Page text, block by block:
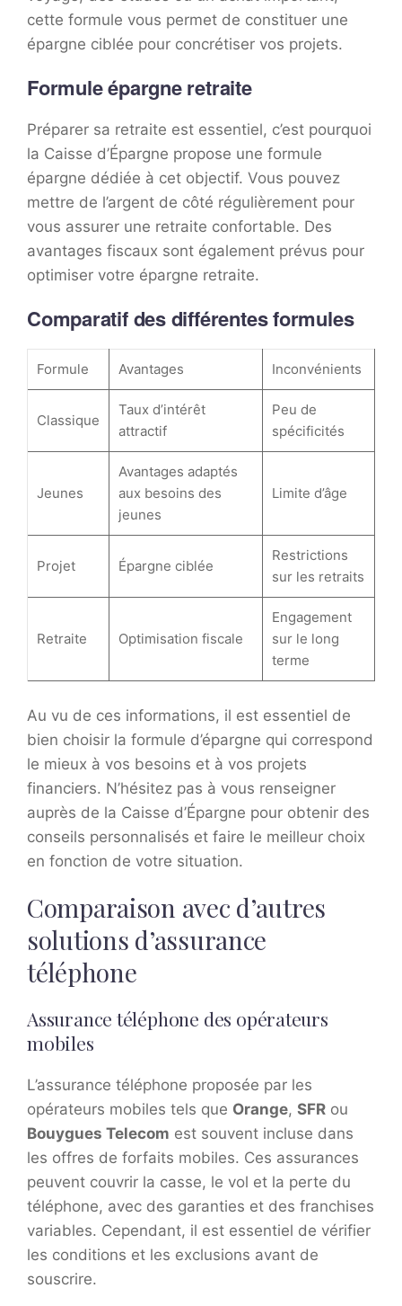
cette formule vous permet de constituer une
épargne ciblée pour concrétiser vos projets.
Formule épargne retraite
Préparer sa retraite est essentiel, c’est pourquoi
la Caisse d’Épargne propose une formule
épargne dédiée à cet objectif. Vous pouvez
mettre de l’argent de côté régulièrement pour
vous assurer une retraite confortable. Des
avantages fiscaux sont également prévus pour
optimiser votre épargne retraite.
Comparatif des différentes formules
Formule Avantages Inconvénients
Classique
Taux d’intérêt
attractif
Peu de
spécificités
Jeunes
Avantages adaptés
aux besoins des
jeunes
Limite d’âge
Projet Épargne ciblée
Restrictions
sur les retraits
Retraite Optimisation fiscale
Engagement
sur le long
terme
Au vu de ces informations, il est essentiel de
bien choisir la formule d’épargne qui correspond
le mieux à vos besoins et à vos projets
financiers. N’hésitez pas à vous renseigner
auprès de la Caisse d’Épargne pour obtenir des
conseils personnalisés et faire le meilleur choix
en fonction de votre situation.
Comparaison avec d’autres
solutions d’assurance
téléphone
Assurance téléphone des opérateurs
mobiles
L’assurance téléphone proposée par les
opérateurs mobiles tels que Orange, SFR ou
Bouygues Telecom est souvent incluse dans
les offres de forfaits mobiles. Ces assurances
peuvent couvrir la casse, le vol et la perte du
téléphone, avec des garanties et des franchises
variables. Cependant, il est essentiel de vérifier
les conditions et les exclusions avant de
souscrire.